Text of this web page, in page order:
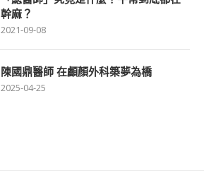
幹麻？
2021-09-08
陳國鼎醫師 在顱顏外科築夢為橋
2025-04-25